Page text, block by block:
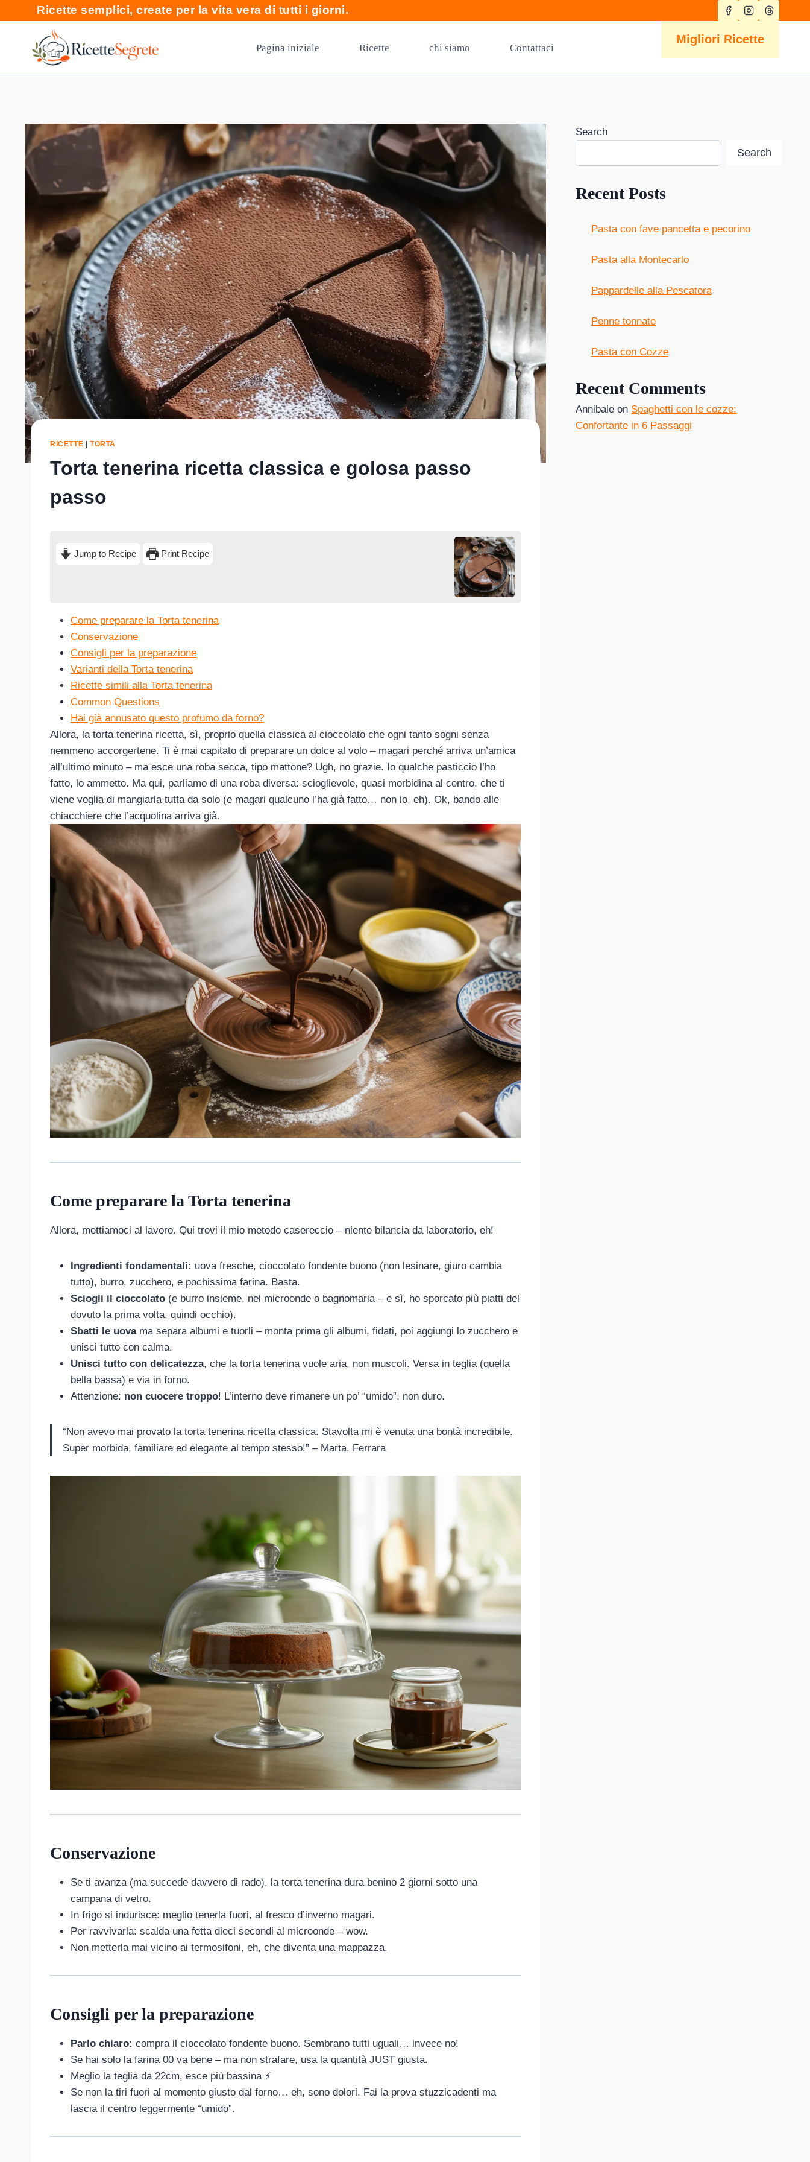
to
Ricette semplici, create per la vita vera di tutti i giorni.
Pagina iniziale Ricette chi siamo Contattaci
Migliori Ricette
RICETTE TORTA
Torta tenerina ricetta classica e golosa passo
passo
Jump to Recipe Print Recipe
Come preparare la Torta tenerina
Conservazione
Consigli per la preparazione
Varianti della Torta tenerina
Ricette simili alla Torta tenerina
Common Questions
Hai già annusato questo profumo da forno?
Allora, la torta tenerina ricetta, sì, proprio quella classica al cioccolato che ogni tanto sogni senza
nemmeno accorgertene. Ti è mai capitato di preparare un dolce al volo – magari perché arriva un’amica
all’ultimo minuto – ma esce una roba secca, tipo mattone? Ugh, no grazie. Io qualche pasticcio l’ho
fatto, lo ammetto. Ma qui, parliamo di una roba diversa: scioglievole, quasi morbidina al centro, che ti
viene voglia di mangiarla tutta da solo (e magari qualcuno l’ha già fatto… non io, eh). Ok, bando alle
chiacchiere che l’acquolina arriva già.
Come preparare la Torta tenerina
Allora, mettiamoci al lavoro. Qui trovi il mio metodo casereccio – niente bilancia da laboratorio, eh!
Ingredienti fondamentali: uova fresche, cioccolato fondente buono (non lesinare, giuro cambia
tutto), burro, zucchero, e pochissima farina. Basta.
Sciogli il cioccolato (e burro insieme, nel microonde o bagnomaria – e sì, ho sporcato più piatti del
dovuto la prima volta, quindi occhio).
Sbatti le uovama separa albumi e tuorli – monta prima gli albumi, fidati, poi aggiungi lo zucchero e
unisci tutto con calma.
Unisci tutto con delicatezza, che la torta tenerina vuole aria, non muscoli. Versa in teglia (quella
bella bassa) e via in forno.
Attenzione: non cuocere troppo! L’interno deve rimanere un po’ “umido”, non duro.
“Non avevo mai provato la torta tenerina ricetta classica. Stavolta mi è venuta una bontà incredibile.
Super morbida, familiare ed elegante al tempo stesso!” – Marta, Ferrara
Conservazione
Se ti avanza (ma succede davvero di rado), la torta tenerina dura benino 2 giorni sotto una
campana di vetro.
In frigo si indurisce: meglio tenerla fuori, al fresco d’inverno magari.
Per ravvivarla: scalda una fetta dieci secondi al microonde – wow.
Non metterla mai vicino ai termosifoni, eh, che diventa una mappazza.
Consigli per la preparazione
Parlo chiaro: compra il cioccolato fondente buono. Sembrano tutti uguali… invece no!
Se hai solo la farina 00 va bene – ma non strafare, usa la quantità JUST giusta.
Meglio la teglia da 22cm, esce più bassina ⚡
Se non la tiri fuori al momento giusto dal forno… eh, sono dolori. Fai la prova stuzzicadenti ma
lascia il centro leggermente “umido”.
Search
Search
Recent Posts
Pasta con fave pancetta e pecorino
Pasta alla Montecarlo
Pappardelle alla Pescatora
Penne tonnate
Pasta con Cozze
Recent Comments
Annibale on Spaghetti con le cozze:
Confortante in 6 Passaggi